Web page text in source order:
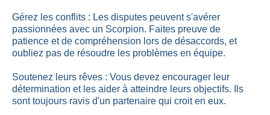
Gérez les conflits : Les disputes peuvent s'avérer
passionnées avec un Scorpion. Faites preuve de
patience et de compréhension lors de désaccords, et
oubliez pas de résoudre les problèmes en équipe.
Soutenez leurs rêves : Vous devez encourager leur
détermination et les aider à atteindre leurs objectifs. Ils
sont toujours ravis d'un partenaire qui croit en eux.